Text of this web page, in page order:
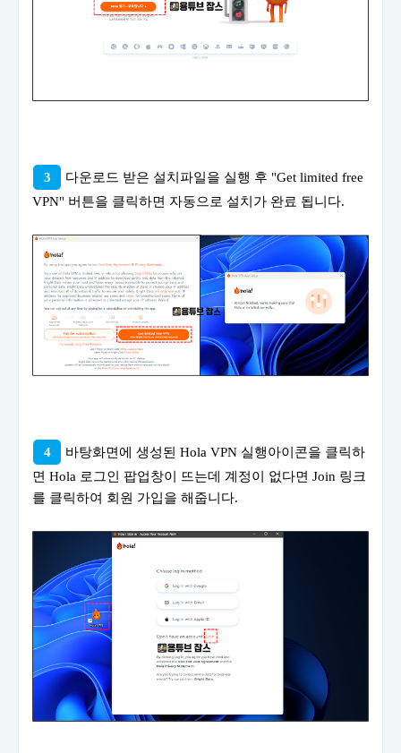
3
다운로드 받은 설치파일을 실행 후 "Get limited free
VPN" 버튼을 클릭하면 자동으로 설치가 완료 됩니다.
4
바탕화면에 생성된 Hola VPN 실행아이콘을 클릭하
면 Hola 로그인 팝업창이 뜨는데 계정이 없다면 Join 링크
를 클릭하여 회원 가입을 해줍니다.